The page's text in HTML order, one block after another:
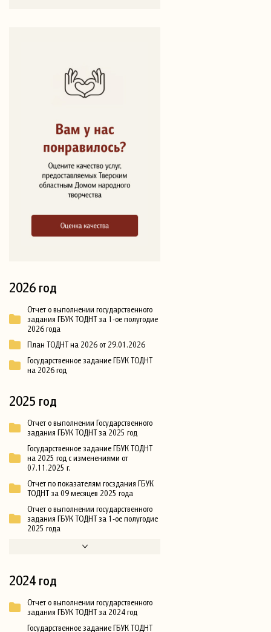
2026 год
Отчет о выполнении государственного
задания ГБУК ТОДНТ за 1-ое полугодие
2026 года
План ТОДНТ на 2026 от 29.01.2026
Государственное задание ГБУК ТОДНТ
на 2026 год
2025 год
Отчет о выполнении Государственного
задания ГБУК ТОДНТ за 2025 год
Государственное задание ГБУК ТОДНТ
на 2025 год с изменениями от
07.11.2025 г.
Отчет по показателям госздания ГБУК
ТОДНТ за 09 месяцев 2025 года
Отчет о выполнении государственного
задания ГБУК ТОДНТ за 1-ое полугодие
2025 года
2024 год
Отчет о выполнении государственного
задания ГБУК ТОДНТ за 2024 год
Государственное задание ГБУК ТОДНТ